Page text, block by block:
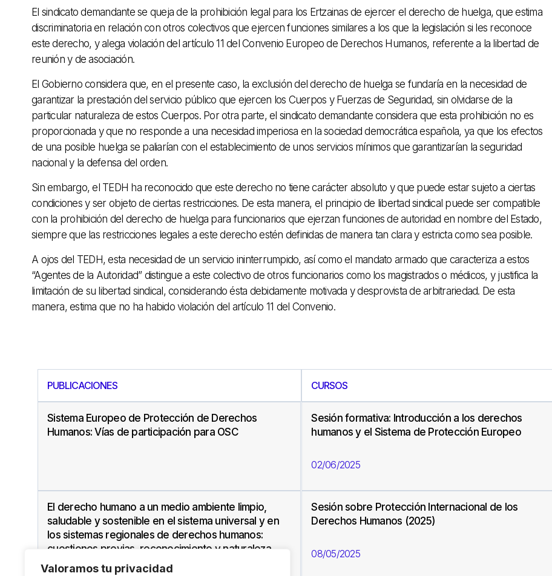
Valoramos tu privacidad
El sindicato demandante se queja de la prohibición legal para los Ertzainas de ejercer el derecho de huelga, que estima
discriminatoria en relación con otros colectivos que ejercen funciones similares a los que la legislación si les reconoce
este derecho, y alega violación del artículo 11 del Convenio Europeo de Derechos Humanos, referente a la libertad de
reunión y de asociación.
El Gobierno considera que, en el presente caso, la exclusión del derecho de huelga se fundaría en la necesidad de
garantizar la prestación del servicio público que ejercen los Cuerpos y Fuerzas de Seguridad, sin olvidarse de la
particular naturaleza de estos Cuerpos. Por otra parte, el sindicato demandante considera que esta prohibición no es
proporcionada y que no responde a una necesidad imperiosa en la sociedad democrática española, ya que los efectos
de una posible huelga se paliarían con el establecimiento de unos servicios mínimos que garantizarían la seguridad
nacional y la defensa del orden.
Sin embargo, el TEDH ha reconocido que este derecho no tiene carácter absoluto y que puede estar sujeto a ciertas
condiciones y ser objeto de ciertas restricciones. De esta manera, el principio de libertad sindical puede ser compatible
con la prohibición del derecho de huelga para funcionarios que ejerzan funciones de autoridad en nombre del Estado,
siempre que las restricciones legales a este derecho estén definidas de manera tan clara y estricta como sea posible.
A ojos del TEDH, esta necesidad de un servicio ininterrumpido, así como el mandato armado que caracteriza a estos
“Agentes de la Autoridad” distingue a este colectivo de otros funcionarios como los magistrados o médicos, y justifica la
limitación de su libertad sindical, considerando ésta debidamente motivada y desprovista de arbitrariedad. De esta
manera, estima que no ha habido violación del artículo 11 del Convenio.
PUBLICACIONES
Sistema Europeo de Protección de Derechos
Humanos: Vías de participación para OSC
El derecho humano a un medio ambiente limpio,
saludable y sostenible en el sistema universal y en
los sistemas regionales de derechos humanos:
cuestiones previas, reconocimiento y naturaleza
jurídica
CURSOS
Sesión formativa: Introducción a los derechos
humanos y el Sistema de Protección Europeo
02/06/2025
Sesión sobre Protección Internacional de los
Derechos Humanos (2025)
08/05/2025